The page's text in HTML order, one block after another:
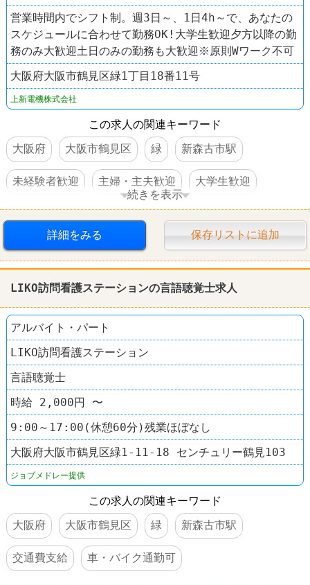
営業時間内でシフト制。週3日～、1日4h～で、あなたの
スケジュールに合わせて勤務OK!大学生歓迎夕方以降の勤
務のみ大歓迎土日のみの勤務も大歓迎※原則Wワーク不可
大阪府大阪市鶴見区緑1丁目18番11号
上新電機株式会社
この求人の関連キーワード
大阪府
大阪市鶴見区 緑 新森古市駅
未経験者歓迎 主婦・主夫歓迎 大学生歓迎
交通費支給 社保完備 社員登用あり 駅チカ
家電量販店
続きを表示
詳細をみる 保存リストに追加
LIKO訪問看護ステーションの言語聴覚士求人
アルバイト・パート
LIKO訪問看護ステーション
言語聴覚士
時給 2,000円 〜
9:00～17:00(休憩60分)残業ほぼなし
大阪府大阪市鶴見区緑1-11-18 センチュリー鶴見103
ジョブメドレー提供
この求人の関連キーワード
大阪府
大阪市鶴見区 緑 新森古市駅
交通費支給 車・バイク通勤可